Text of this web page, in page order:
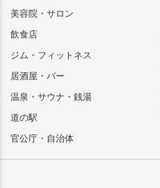
美容院・サロン
飲食店
ジム・フィットネス
居酒屋・バー
温泉・サウナ・銭湯
道の駅
官公庁・自治体